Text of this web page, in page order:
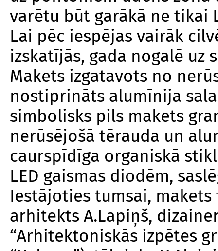
varētu būt garākā ne tikai
Lai pēc iespējas vairāk
izskatījās, gada nogalē uz
Makets izgatavots no
nostiprināts alumīnija
simbolisks pils makets
nerūsējošā tērauda un
caurspīdīga organiskā
LED gaismas diodēm,
Iestājoties tumsai,
arhitekts A.Lapiņš,
“Arhitektoniskās izpētes